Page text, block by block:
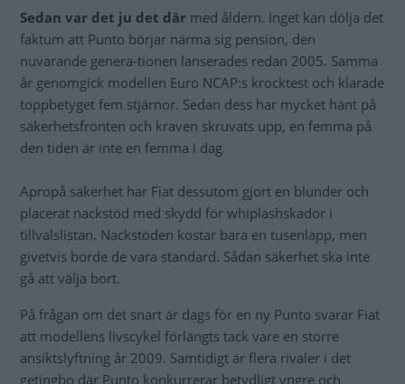
Sedan var det ju det där med åldern. Inget kan dölja det
faktum att Punto börjar närma sig pension, den
nuvarande genera-tionen lanserades redan 2005. Samma
år genomgick modellen Euro NCAP:s krocktest och klarade
toppbetyget fem stjärnor. Sedan dess har mycket hänt på
säkerhetsfronten och kraven skruvats upp, en femma på
den tiden är inte en femma i dag.
Apropå säkerhet har Fiat dessutom gjort en blunder och
placerat nackstöd med skydd för whiplashskador i
tillvalslistan. Nackstöden kostar bara en tusenlapp, men
givetvis borde de vara standard. Sådan säkerhet ska inte
gå att välja bort.
På frågan om det snart är dags för en ny Punto svarar Fiat
att modellens livscykel förlängts tack vare en större
ansiktslyftning år 2009. Samtidigt är flera rivaler i det
getingbo där Punto konkurrerar betydligt yngre och